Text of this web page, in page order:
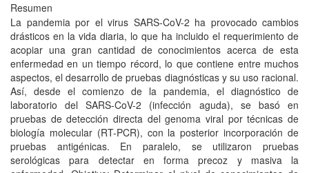
Resumen
La pandemia por el virus SARS-CoV-2 ha provocado cambios
drásticos en la vida diaria, lo que ha incluido el requerimiento de
acopiar una gran cantidad de conocimientos acerca de esta
enfermedad en un tiempo récord, lo que contiene entre muchos
aspectos, el desarrollo de pruebas diagnósticas y su uso racional.
Así, desde el comienzo de la pandemia, el diagnóstico de
laboratorio del SARS-CoV-2 (infección aguda), se basó en
pruebas de detección directa del genoma viral por técnicas de
biología molecular (RT-PCR), con la posterior incorporación de
pruebas antigénicas. En paralelo, se utilizaron pruebas
serológicas para detectar en forma precoz y masiva la